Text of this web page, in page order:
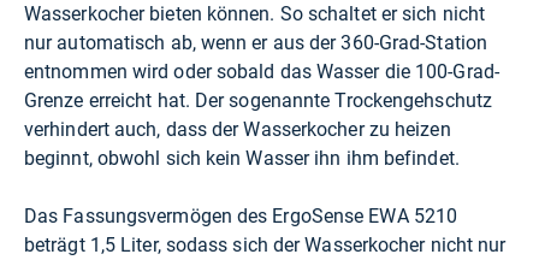
Wasserkocher bieten können. So schaltet er sich nicht
nur automatisch ab, wenn er aus der 360-Grad-Station
entnommen wird oder sobald das Wasser die 100-Grad-
Grenze erreicht hat. Der sogenannte Trockengehschutz
verhindert auch, dass der Wasserkocher zu heizen
beginnt, obwohl sich kein Wasser ihn ihm befindet.
Das Fassungsvermögen des ErgoSense EWA 5210
beträgt 1,5 Liter, sodass sich der Wasserkocher nicht nur